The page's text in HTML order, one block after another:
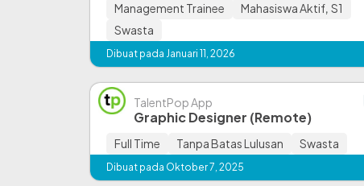
Management Trainee Mahasiswa Aktif, S1
Swasta
Dibuat pada Januari 11, 2026
TalentPop App
Graphic Designer (Remote)
Full Time Tanpa Batas Lulusan Swasta
Dibuat pada Oktober 7, 2025